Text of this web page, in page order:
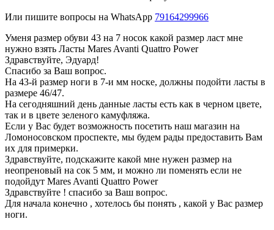
Или пишите вопросы на WhatsApp 79164299966
Уменя размер обуви 43 на 7 носок какой размер ласт мне
нужно взять Ласты Mares Avanti Quattro Power
Здравствуйте, Эдуард!
Спасибо за Ваш вопрос.
На 43-й размер ноги в 7-и мм носке, должны подойти ласты в
размере 46/47.
На сегодняшний день данные ласты есть как в черном цвете,
так и в цвете зеленого камуфляжа.
Если у Вас будет возможность посетить наш магазин на
Ломоносовском проспекте, мы будем рады предоставить Вам
их для примерки.
Здравствуйте, подскажите какой мне нужен размер на
неопреновый на сок 5 мм, и можно ли поменять если не
подойдут Mares Avanti Quattro Power
Здравствуйте ! спасибо за Ваш вопрос.
Для начала конечно , хотелось бы понять , какой у Вас размер
ноги.